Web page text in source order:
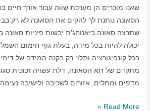
שאנו מוכרים הן מערכת שווה עבור אורך חיים
הסאונה נותנת לך להקים את הסאונה לא רק
שתרצה סאונה ביאנוחג'ת יבשות פיניות סאונה
יכולה להיות בכל מידה, בעלת גוף חימום חשמלי
בכל קונפיגורציה ותלוי רק בקנה המידה של
מתקדם של תא הסאונה, דלת עשויה זכוכית
מדפים ומתלים, אזורים לשכיבה ולישיבה
סאונה
Read More »